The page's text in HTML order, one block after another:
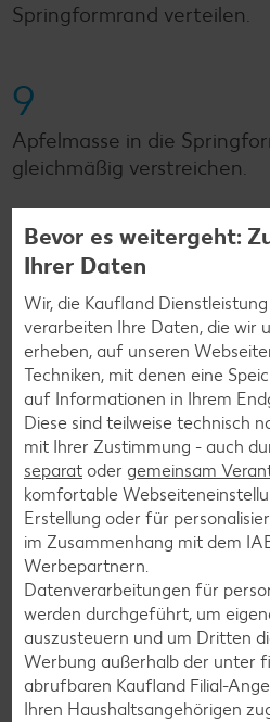
Springformrand verteilen.
9
Apfelmasse in die
gleichmäßig verstreichen.
10
Abschließend den
vorsichtig mithilfe der
auf die Apfelmasse legen
abziehen.
11
Apfelkuchen nun im
180 °C Ober- und
für 45 bis 50 Minuten
vollständig abkühlen lassen.
12
Für den Guss
Bevor es weitergeht:
Ihrer Daten
Wir, die Kaufland Dienstleistung
verarbeiten Ihre Daten, die wir
erheben, auf unseren
Techniken, mit denen eine
auf Informationen in Ihrem
Diese sind teilweise technisch
mit Ihrer Zustimmung - auch
separat oder gemeinsam
komfortable
Erstellung oder für
im Zusammenhang mit dem
Werbepartnern.
Datenverarbeitungen für
werden durchgeführt, um
auszusteuern und um Dritten
Werbung außerhalb der unter
abrufbaren Kaufland Filial-
Ihren Haushaltsangehörigen